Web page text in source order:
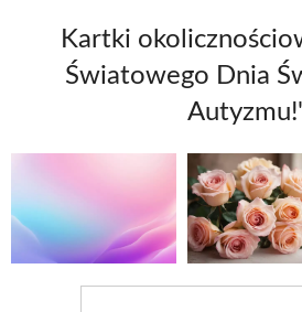
Kartki
Światowego Dnia